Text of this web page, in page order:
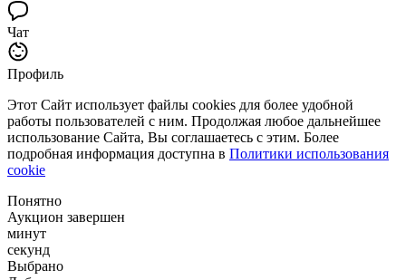
Чат
Профиль
Этот Сайт использует файлы cookies для более удобной
работы пользователей с ним. Продолжая любое дальнейшее
использование Сайта, Вы соглашаетесь с этим. Более
подробная информация доступна в Политики использования
cookie
Понятно
Аукцион завершен
минут
секунд
Выбрано